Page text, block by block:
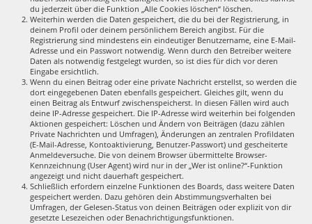
du jederzeit über die Funktion „Alle Cookies löschen“ löschen.
Weiterhin werden die Daten gespeichert, die du bei der Registrierung, in
deinem Profil oder deinem persönlichem Bereich angibst. Für die
Registrierung sind mindestens ein eindeutiger Benutzername, eine E-Mail-
Adresse und ein Passwort notwendig. Wenn durch den Betreiber weitere
Daten als notwendig festgelegt wurden, so ist dies für dich vor deren
Eingabe ersichtlich.
Wenn du einen Beitrag oder eine private Nachricht erstellst, so werden die
dort eingegebenen Daten ebenfalls gespeichert. Gleiches gilt, wenn du
einen Beitrag als Entwurf zwischenspeicherst. In diesen Fällen wird auch
deine IP-Adresse gespeichert. Die IP-Adresse wird weiterhin bei folgenden
Aktionen gespeichert: Löschen und Ändern von Beiträgen (dazu zählen
Private Nachrichten und Umfragen), Änderungen an zentralen Profildaten
(E-Mail-Adresse, Kontoaktivierung, Benutzer-Passwort) und gescheiterte
Anmeldeversuche. Die von deinem Browser übermittelte Browser-
Kennzeichnung (User Agent) wird nur in der „Wer ist online?“-Funktion
angezeigt und nicht dauerhaft gespeichert.
Schließlich erfordern einzelne Funktionen des Boards, dass weitere Daten
gespeichert werden. Dazu gehören dein Abstimmungsverhalten bei
Umfragen, der Gelesen-Status von deinen Beiträgen oder explizit von dir
gesetzte Lesezeichen oder Benachrichtigungsfunktionen.